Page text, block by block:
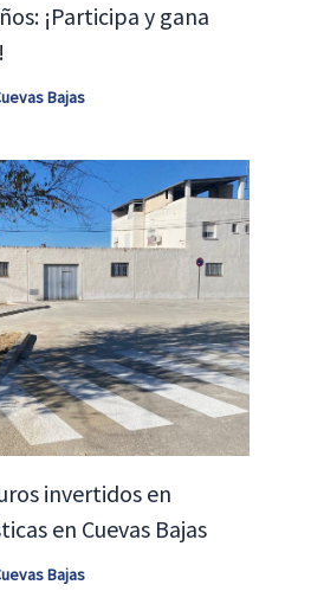
¡Participa y gana
Bajas
invertidos en
en Cuevas Bajas
Bajas